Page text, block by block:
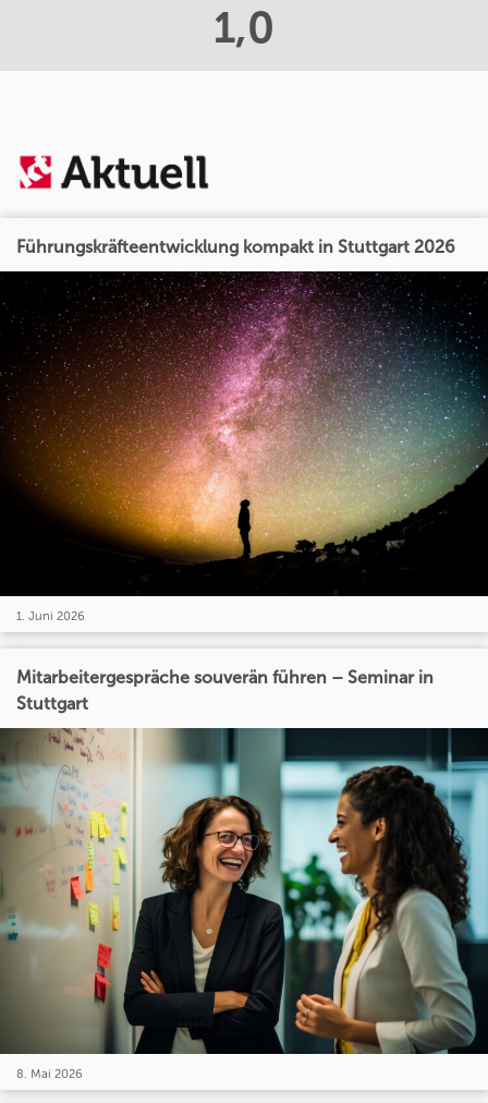
1,0
Führungskräfteentwicklung kompakt in Stuttgart 2026
1. Juni 2026
Mitarbeitergespräche souverän führen – Seminar in
Stuttgart
8. Mai 2026